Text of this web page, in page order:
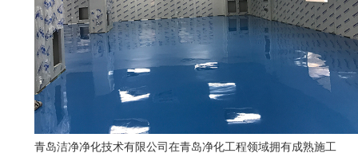
青岛洁净净化技术有限公司在青岛净化工程领域拥有成熟施工